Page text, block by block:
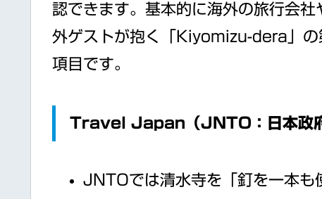
認できます。基本的に海外の旅行会
外ゲストが抱く「Kiyomizu-dera」の
項目です。
Travel Japan（JNTO：日本政府
JNTOでは清水寺を「釘を一本も